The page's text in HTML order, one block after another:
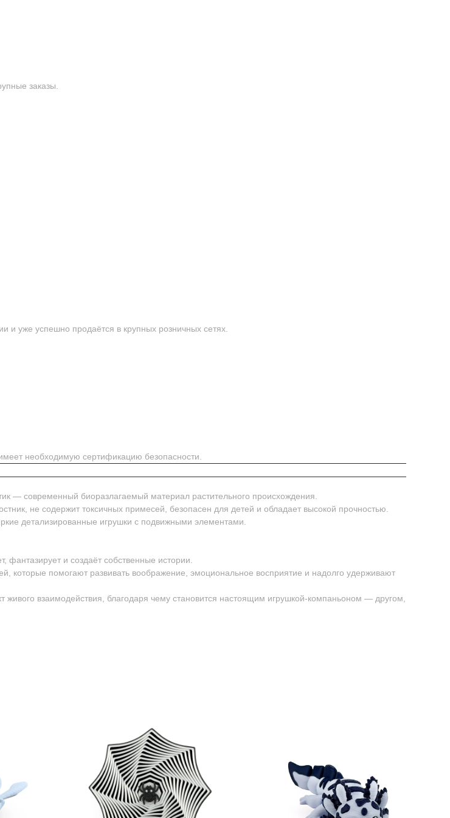
заказы.
и уже успешно продаётся в крупных розничных сетях.
необходимую сертификацию безопасности.
— современный биоразлагаемый материал растительного происхождения.
не содержит токсичных примесей, безопасен для детей и обладает высокой прочностью.
детализированные игрушки с подвижными элементами.
и создаёт собственные истории.
помогают развивать воображение, эмоциональное восприятие и надолго удерживают
живого взаимодействия, благодаря чему становится настоящим игрушкой-компаньоном — другом,